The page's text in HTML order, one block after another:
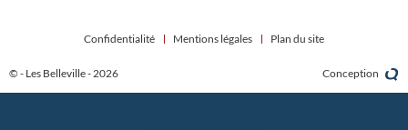
© - Les Belleville - 2026
Confidentialité Mentions légales Plan du site
Conception